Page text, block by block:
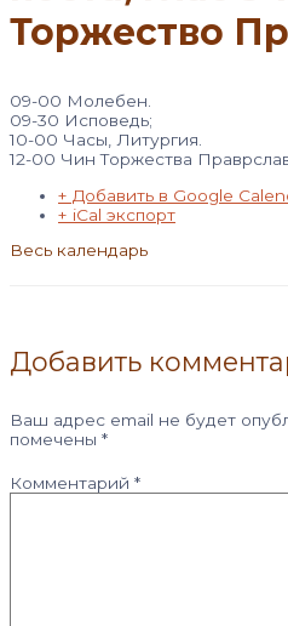
Торжество
09-00 Молебен.
09-30 Исповедь;
10-00 Часы, Литургия.
12-00 Чин Торжества
+ Добавить в Google
+ iCal экспорт
Весь календарь
Добавить
Ваш адрес email не будет
помечены *
Комментарий *